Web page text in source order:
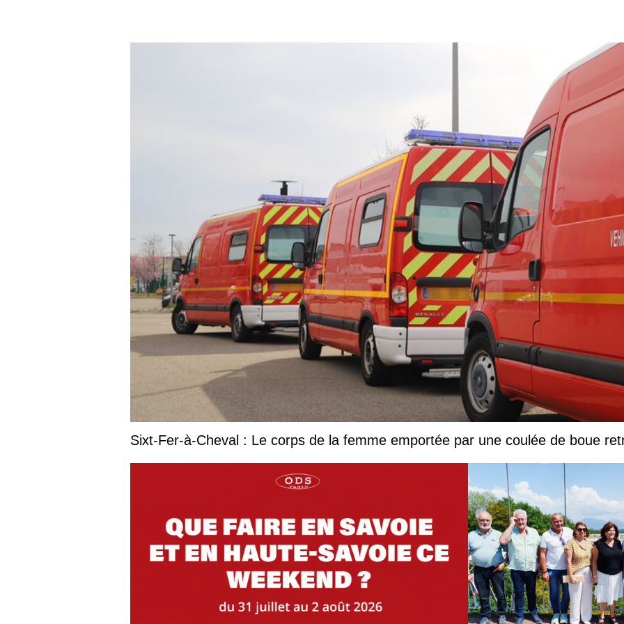
Sixt-Fer-à-Cheval : Le corps de la femme emportée par une coulée de boue